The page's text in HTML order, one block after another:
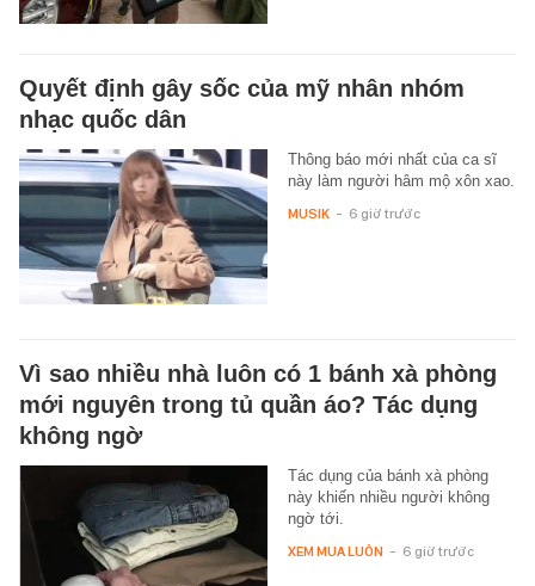
Quyết định gây sốc của mỹ nhân nhóm
nhạc quốc dân
Thông báo mới nhất của ca sĩ
này làm người hâm mộ xôn xao.
MUSIK - 6 giờ trước
Vì sao nhiều nhà luôn có 1 bánh xà phòng
mới nguyên trong tủ quần áo? Tác dụng
không ngờ
Tác dụng của bánh xà phòng
này khiến nhiều người không
ngờ tới.
XEM MUA LUÔN - 6 giờ trước